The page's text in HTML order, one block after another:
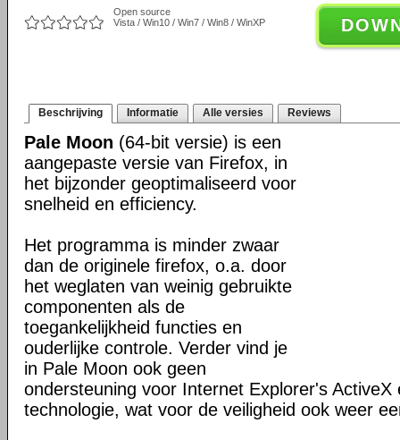
Open source
Vista / Win10 / Win7 / Win8 / WinXP
Beschrijving Informatie Alle versies Reviews
Pale Moon (64-bit versie) is een
aangepaste versie van Firefox, in
het bijzonder geoptimaliseerd voor
snelheid en efficiency.
Het programma is minder zwaar
dan de originele firefox, o.a. door
het weglaten van weinig gebruikte
componenten als de
toegankelijkheid functies en
ouderlijke controle. Verder vind je
in Pale Moon ook geen
ondersteuning voor Internet Explorer's ActiveX
technologie, wat voor de veiligheid ook weer